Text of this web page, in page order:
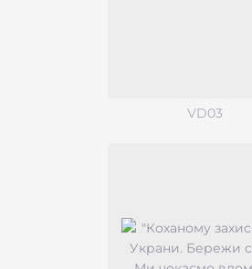
VD03